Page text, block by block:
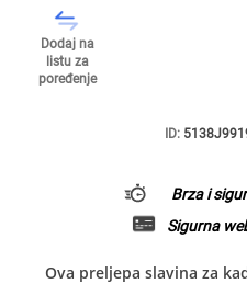
Dodaj na
listu za
poređenje
ID:
Brza i
Sigurna
Ova preljepa slavina za